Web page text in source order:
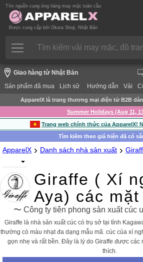
Tìm nguồn cung ứng hàng may mặc toàn cầu
Được cung cấp bởi Okura Shoji, Nhật Bản
Giao hàng từ Nhật Bản
Sản phẩm đã mua
Lịch sử Hướng dẫn Vải
ApparelX là trang thương mại điện tử B2B
Summer Holidays (Aug 11,
Trang web chính thức của ApparelX!
Tìm kiếm theo giá hiện đã có
ApparelX › Danh sách nhà sản xuất ›
Giraffe ( Xí
Aya) các mặt
〜 Công ty tiên phong sản xuất cúc
Giraffe là nhà sản xuất cúc có trụ sở tại tỉnh
thường có màu nhạt đa dạng mẫu mã. cúc của xí
gọn nhẹ và rất bền. Đây là lý do Giraffe được các
thích.